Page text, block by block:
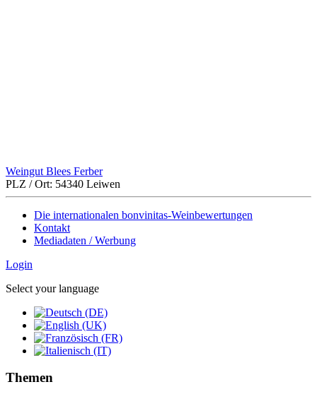
Weingut Blees Ferber
PLZ / Ort: 54340 Leiwen
Die internationalen bonvinitas-Weinbewertungen
Kontakt
Mediadaten / Werbung
Login
Select your language
Themen